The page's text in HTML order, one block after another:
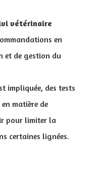
vétérinaire
en
et de gestion du
impliquée, des tests
matière de
pour limiter la
certaines lignées.